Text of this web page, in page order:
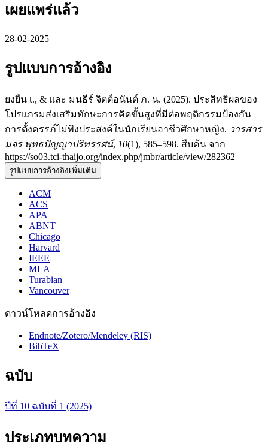
เผยแพร่แล้ว
28-02-2025
รูปแบบการอ้างอิง
ยงยืน เ., & และ มนธีร์ จิตต์อนันต์ ภ. น. (2025). ประสิทธิผลของ
โปรแกรมส่งเสริมทักษะการคิดขั้นสูงที่มีต่อพฤติกรรมป้องกัน
การตั้งครรภ์ไม่พึงประสงค์ในนักเรียนอาชีวศึกษาหญิง. วารสาร
มจร พุทธปัญญาปริทรรศน์, 10(1), 585–598. สืบค้น จาก
https://so03.tci-thaijo.org/index.php/jmbr/article/view/282362
รูปแบบการอ้างอิงเพิ่มเติม
ACM
ACS
APA
ABNT
Chicago
Harvard
IEEE
MLA
Turabian
Vancouver
ดาวน์โหลดการอ้างอิง
Endnote/Zotero/Mendeley (RIS)
BibTeX
ฉบับ
ปีที่ 10 ฉบับที่ 1 (2025)
ประเภทบทความ